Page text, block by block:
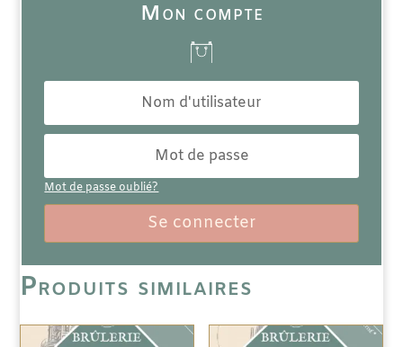
Mon compte
Mot de passe oublié?
Se connecter
Produits similaires